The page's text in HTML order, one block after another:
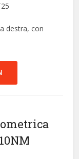
destra, con